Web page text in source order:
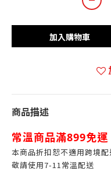
加入購物車
商品描述
常溫商品滿899免運
本商品折扣恕不適用跨境
敬請使用7-11常溫配送